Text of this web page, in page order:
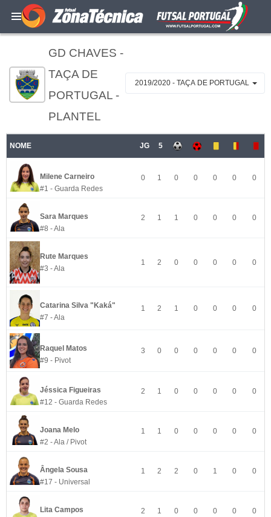
GD CHAVES -
TAÇA DE
PORTUGAL -
PLANTEL
2019/2020 - TAÇA DE PORTUGAL
NOME JG 5
Milene Carneiro
#1 - Guarda Redes
0 1 0 0 0 0 0
Sara Marques
#8 - Ala
2 1 1 0 0 0 0
Rute Marques
#3 - Ala
1 2 0 0 0 0 0
Catarina Silva "Kaká"
#7 - Ala
1 2 1 0 0 0 0
Raquel Matos
#9 - Pivot
3 0 0 0 0 0 0
Jéssica Figueiras
#12 - Guarda Redes
2 1 0 0 0 0 0
Joana Melo
#2 - Ala / Pivot
1 1 0 0 0 0 0
Ângela Sousa
#17 - Universal
1 2 2 0 1 0 0
Lita Campos
2 1 0 0 0 0 0